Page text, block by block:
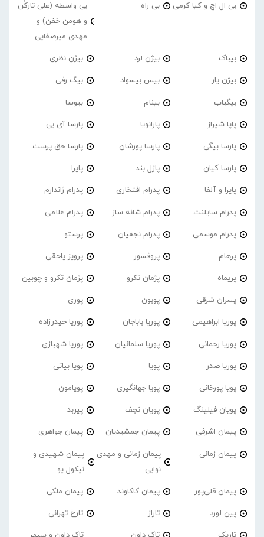
بی ال اچ و کیا کرمی بی راه
بی واسطه (علی تارکُن
و هومن خفن) و
مهدی میرصفایی
بیباک بیژن لرد بیژن نظری
بیژن یار بیس بیسواد بیگ رفی
بیگباب بینام بیوسا
پاپا شیراز پارانویا پارسا آی بی
پارسا بیگی پارسا پورشان پارسا حق پرست
پارسا کیان پازل بند پایرا
پایرا و آلفا پدرام افتخاری پدرام ژاندارم
پدرام‌ سایلنت پدرام شانه ساز پدرام غلامی
پدرام موسمی پدرام نجفیان پرستو
پرهام پروفسور پرویز یاحقی
پریماه پژمان تکرو پژمان تکرو و چوبین
پسران شرقی پوبون پوری
پوریا ابراهیمی پوریا باباجان پوریا حیدرزاده
پوریا رحمانی پوریا سلمانیان پوریا شهبازی
پوریا صدر پویا پویا بیاتی
پویا پورخانی پویا جهانگیری پویامون
پویان فیلینگ پویان نجف پیربد
پیمان اشرفی پیمان جمشیدیان پیمان جواهری
پیمان زمانی
پیمان زمانی و مهدی
نوابی
پیمان شهیدی و
نیکول یو
پیمان قلی‌پور پیمان کاکاوند پیمان ملکی
پین لورد تاراز تارخ تهرانی